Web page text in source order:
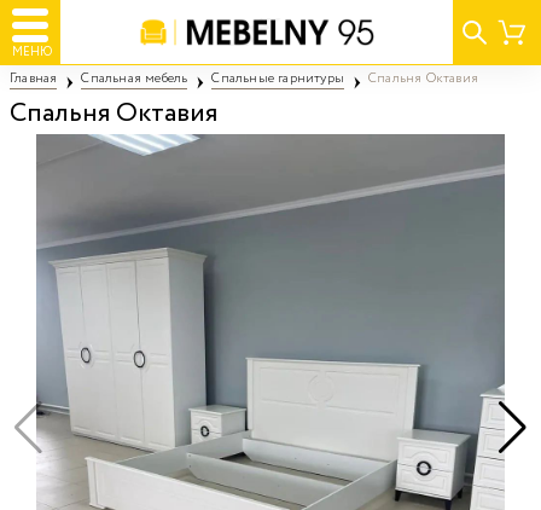
МЕНЮ
Главная Спальная мебель Спальные гарнитуры Спальня Октавия
Спальня Октавия